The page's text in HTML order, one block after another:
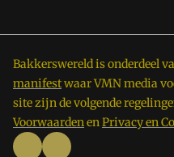
Bakkerswereld is onderdeel
manifestwaar VMN media
site zijn de volgende
VoorwaardenenPrivacy en